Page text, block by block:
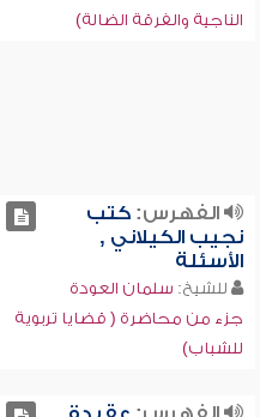
الناجية والفرقة الضالة)
الفهرس:كتب
نجيب الكيلاني ,
الأسئلة
للشيخ: سلمان العودة
جزء من محاضرة ( قضايا تربوية
للشباب)